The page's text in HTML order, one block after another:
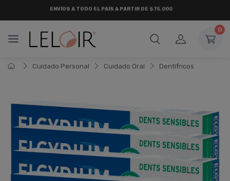
0
Cuidado Personal Cuidado Oral Dentí­fricos